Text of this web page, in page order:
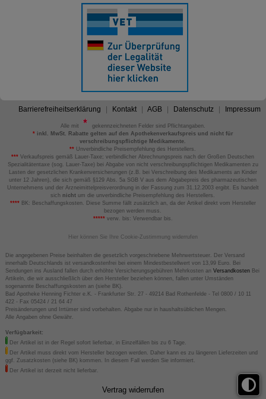
Barrierefreiheitserklärung Kontakt AGB Datenschutz Impressum
Alle mit
gekennzeichneten Felder sind Pflichtangaben.
*inkl. MwSt. Rabatte gelten auf den Apothekenverkaufspreis und nicht für
verschreibungspflichtige Medikamente.
** Unverbindliche Preisempfehlung des Herstellers.
*** Verkaufspreis gemäß Lauer-Taxe; verbindlicher Abrechnungspreis nach der Großen Deutschen
Spezialitätentaxe (sog. Lauer-Taxe) bei Abgabe von nicht verschreibungspflichtigen Medikamenten zu
Lasten der gesetzlichen Krankenversicherungen (z.B. bei Verschreibung des Medikaments an Kinder
unter 12 Jahren), die sich gemäß §129 Abs. 5a SGB V aus dem Abgabepreis des pharmazeutischen
Unternehmens und der Arzneimittelpreisverordnung in der Fassung zum 31.12.2003 ergibt. Es handelt
sich nicht um die unverbindliche Preisempfehlung des Herstellers.
****BK: Beschaffungskosten. Diese Summe fällt zusätzlich an, da der Artikel direkt vom Hersteller
bezogen werden muss.
*****verw. bis: Verwendbar bis.
Hier können Sie Ihre Cookie-Zustimmung widerrufen
Die angegebenen Preise beinhalten die gesetzlich vorgeschriebene Mehrwertsteuer. Der Versand
innerhalb Deutschlands ist versandkostenfrei bei einem Mindestbestellwert von 13,99 Euro. Bei
Sendungen ins Ausland fallen durch erhöhte Versicherungsgebühren Mehrkosten an VersandkostenBei
Artikeln, die wir ausschließlich über den Hersteller beziehen können, fallen unter Umständen
sogenannte Beschaffungskosten an (siehe BK).
Bad Apotheke Henning Fichter e.K. - Frankfurter Str. 27 - 49214 Bad Rothenfelde - Tel 0800 / 10 11
422 - Fax 05424 / 21 64 47
Preisänderungen und Irrtümer sind vorbehalten. Abgabe nur in haushaltsüblichen Mengen.
Alle Angaben ohne Gewähr.
Verfügbarkeit:
Der Artikel ist in der Regel sofort lieferbar, in Einzelfällen bis zu 6 Tage.
Der Artikel muss direkt vom Hersteller bezogen werden. Daher kann es zu längeren Lieferzeiten und
ggf. Zusatzkosten (siehe BK) kommen. In diesem Fall werden Sie informiert.
Der Artikel ist derzeit nicht lieferbar.
Vertrag widerrufen